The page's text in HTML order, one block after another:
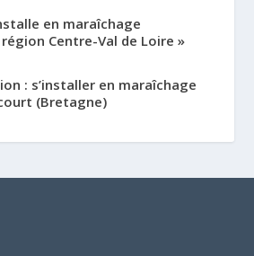
en maraîchage
Centre-Val de Loire »
: s’installer en maraîchage
(Bretagne)